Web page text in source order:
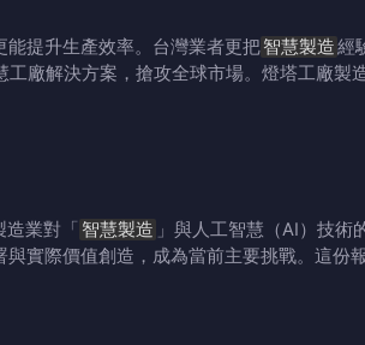
提升生產效率。台灣業者更把智慧製造經
廠解決方案，搶攻全球市場。燈塔工廠製
造業對「 智慧製造 」與人工智慧（AI）技術
實際價值創造，成為當前主要挑戰。這份